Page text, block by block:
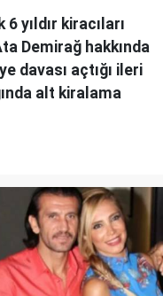
yıldır kiracıları
Demirağ hakkında
davası açtığı ileri
alt kiralama